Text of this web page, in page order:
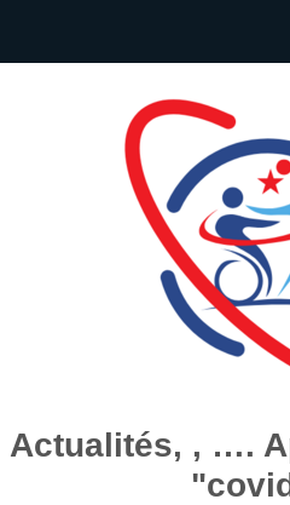
Actualités, , ….